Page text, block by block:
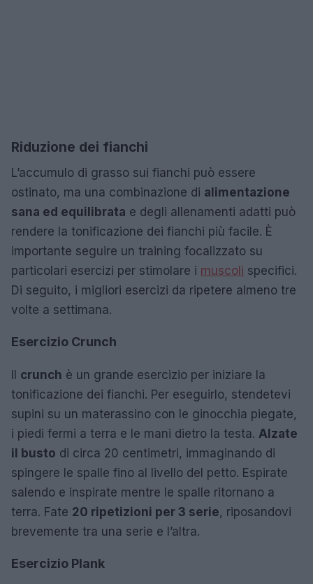
Riduzione dei fianchi
L’accumulo di grasso sui fianchi può essere
ostinato, ma una combinazione di alimentazione
sana ed equilibrata e degli allenamenti adatti può
rendere la tonificazione dei fianchi più facile. È
importante seguire un training focalizzato su
particolari esercizi per stimolare i muscoli specifici.
Di seguito, i migliori esercizi da ripetere almeno tre
volte a settimana.
Esercizio Crunch
Il crunch è un grande esercizio per iniziare la
tonificazione dei fianchi. Per eseguirlo, stendetevi
supini su un materassino con le ginocchia piegate,
i piedi fermi a terra e le mani dietro la testa. Alzate
il busto di circa 20 centimetri, immaginando di
spingere le spalle fino al livello del petto. Espirate
salendo e inspirate mentre le spalle ritornano a
terra. Fate 20 ripetizioni per 3 serie, riposandovi
brevemente tra una serie e l’altra.
Esercizio Plank